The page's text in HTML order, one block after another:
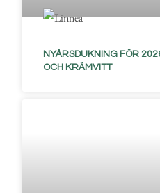
NYÅRSDUKNING FÖR
OCH KRÄMVITT